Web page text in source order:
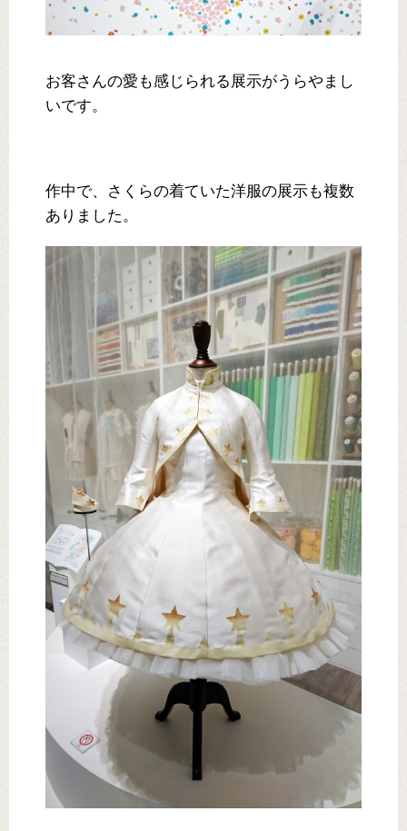
お客さんの愛も感じられる展示がうらやまし
いです。
作中で、さくらの着ていた洋服の展示も複数
ありました。